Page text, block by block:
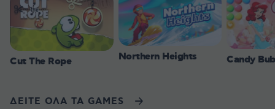
Cut The Rope Northern Heights Candy
ΔΕΙΤΕ ΟΛΑ ΤΑ GAMES